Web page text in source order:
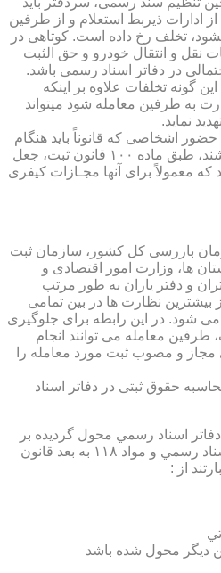
ادارات ذیربط استعلام و از طرفین
تخلف رخ داده است. کوتاهی در
نقل و انتقال خودرو و حق الثبت
در دفاتر اسناد رسمی باشد.
گونه تخلفات علاوه بر اینکه
به طرفین معامله شود میتواند
نماید.
حضور اشخاصی که قانوناً باید هنگام
تنظیم سند حضــــور داشته باشند، طبق ماده ۱۰۰ قانون ثبت، جعل
معمولاً برای آنها مجـازات کیفری
بازرسی کل کشور، سازمان ثبت
ها، وزارت امور اقتصادی و
و دفتر یاران به طور مرتب
نظارت ها در بین تمامی
شود. در این رابطه برای جلوگیری
معامله می توانند انجام
مجاز و مصوب ثبت مورد معامله را
حقوق ثبتی در دفاتر اسناد
اسناد رسمي محول گرديده بر
اساس ماده ۵۰ قانون دفاتر اسناد رسمي و مواد ۱۱۸ به بعد قانون
از :